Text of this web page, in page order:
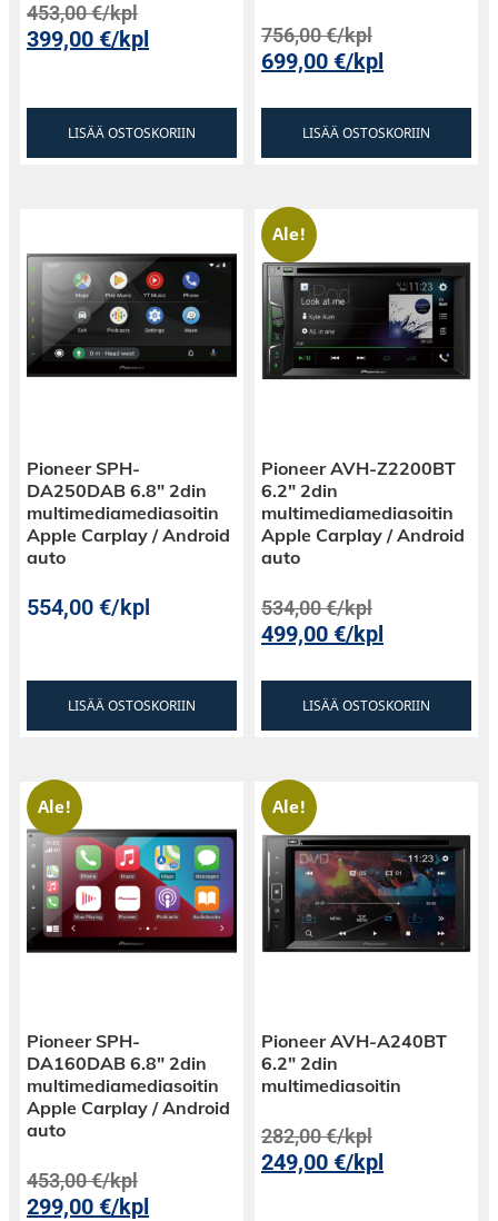
453,00€/kpl
399,00€/kpl
LISÄÄ OSTOSKORIIN
756,00€/kpl
699,00€/kpl
LISÄÄ OSTOSKORIIN
Pioneer SPH-
DA250DAB 6.8″ 2din
multimediamediasoitin
Apple Carplay / Android
auto
554,00€/kpl
LISÄÄ OSTOSKORIIN
Ale!
Pioneer AVH-Z2200BT
6.2″ 2din
multimediamediasoitin
Apple Carplay / Android
auto
534,00€/kpl
499,00€/kpl
LISÄÄ OSTOSKORIIN
Ale!
Pioneer SPH-
DA160DAB 6.8″ 2din
multimediamediasoitin
Apple Carplay / Android
auto
453,00€/kpl
299,00€/kpl
Ale!
Pioneer AVH-A240BT
6.2″ 2din
multimediasoitin
282,00€/kpl
249,00€/kpl